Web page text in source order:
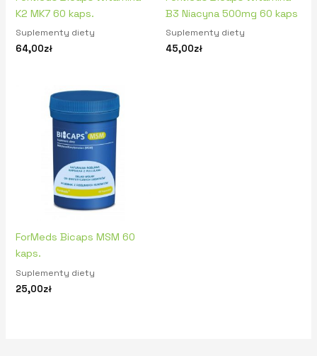
K2 MK7 60 kaps.
Suplementy diety
64,00zł
B3 Niacyna 500mg 60 kaps
Suplementy diety
45,00zł
ForMeds Bicaps MSM 60
kaps.
Suplementy diety
25,00zł